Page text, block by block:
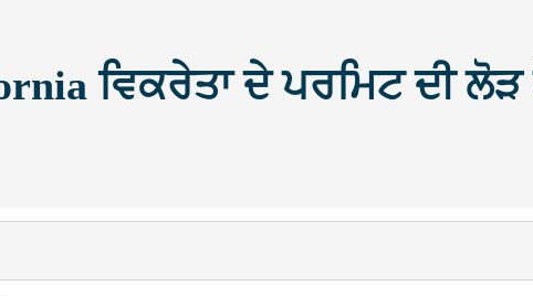
ਵਿਕਰੇਤਾ ਦੇ ਪਰਮਿਟ ਦੀ